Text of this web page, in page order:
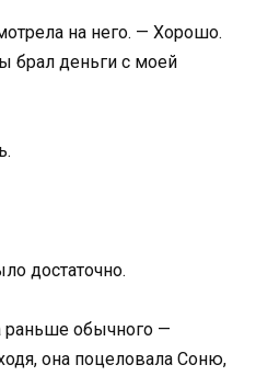
на него. — Хорошо.
брал деньги с моей
достаточно.
раньше обычного —
она поцеловала Соню,